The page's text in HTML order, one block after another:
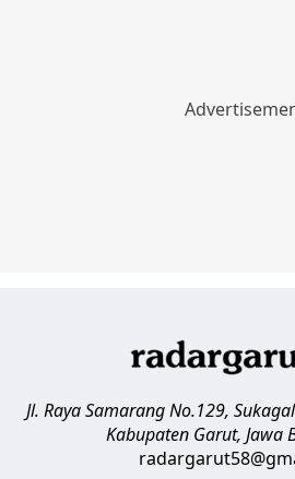
Jl. Raya Samarang No.129,
Kabupaten Garut, Jawa